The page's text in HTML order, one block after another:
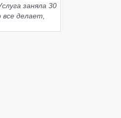
заняла 30
делает,